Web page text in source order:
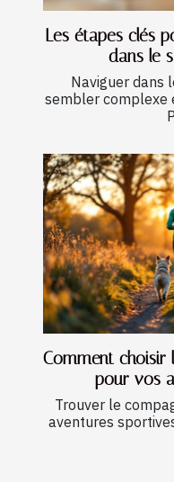
Les étapes clés
dans le
Naviguer dans
sembler complexe
Comment choisir
pour vos
Trouver le
aventures